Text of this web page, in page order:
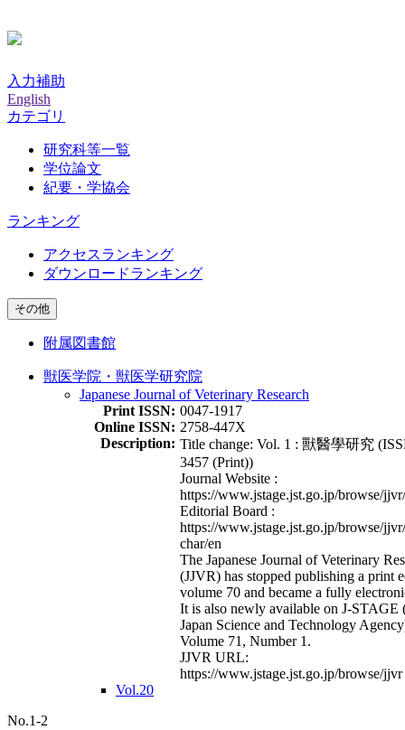
入力補助
English
カテゴリ
研究科等一覧
学位論文
紀要・学協会
ランキング
アクセスランキング
ダウンロードランキング
その他
附属図書館
獣医学院・獣医学研究院
Japanese Journal of Veterinary Research
Print ISSN: 0047-1917
Online ISSN: 2758-447X
Description: Title change: Vol. 1 : 獸醫學研究
3457 (Print))
Journal Website :
https://www.jstage.jst.go.jp/browse/
Editorial Board :
https://www.jstage.jst.go.jp/browse/
char/en
The Japanese Journal of Veterinary
(JJVR) has stopped publishing a print
volume 70 and became a fully
It is also newly available on J-STAGE
Japan Science and Technology
Volume 71, Number 1.
JJVR URL:
https://www.jstage.jst.go.jp/browse/jjvr
Vol.20
No.1-2